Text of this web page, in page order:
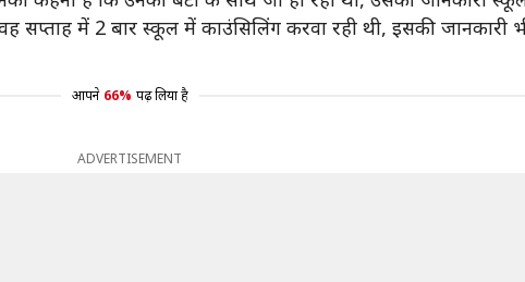
सप्ताह में 2 बार स्कूल में काउंसिलिंग करवा रही थी, इसकी जानकारी
आपने 66% पढ़ लिया है
ADVERTISEMENT